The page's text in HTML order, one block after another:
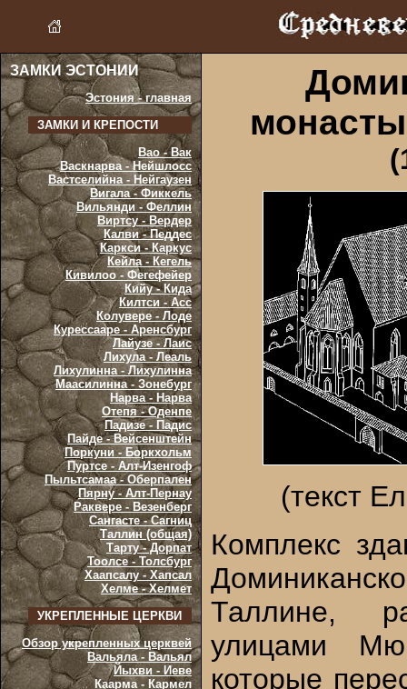
ЗАМКИ ЭСТОНИИ
Эстония - главная
ЗАМКИ И КРЕПОСТИ
Вао - Вак
Васкнарва - Нейшлосс
Вастселийна - Нейгаузен
Вигала - Фиккель
Вильянди - Феллин
Виртсу - Вердер
Калви - Педдес
Каркси - Каркус
Кейла - Кегель
Кивилоо - Фегефейер
Кийу - Кида
Килтси - Асс
Колувере - Лоде
Курессааре - Аренсбург
Лайузе - Лаис
Лихула - Леаль
Лихулинна - Лихулинна
Маасилинна - Зонебург
Нарва - Нарва
Отепя - Оденпе
Падизе - Падис
Пайде - Вейсенштейн
Поркуни - Боркхольм
Пуртсе - Алт-Изенгоф
Пыльтсамаа - Оберпален
Пярну - Алт-Пернау
Раквере - Везенберг
Сангасте - Сагниц
Таллин (общая)
Тарту - Дорпат
Тоолсе - Толсбург
Хаапсалу - Хапсал
Хелме - Хелмет
УКРЕПЛЕННЫЕ ЦЕРКВИ
Обзор укрепленных церквей
Вальяла - Вальял
Йыхви - Иеве
Каарма - Кармел
(текст
Комплекс
Таллине,
улицами
которые